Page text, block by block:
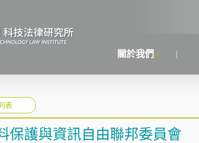
關於我們
表
保護與資訊自由聯邦委員會